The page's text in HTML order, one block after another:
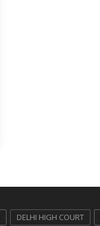
DELHI HIGH COURT